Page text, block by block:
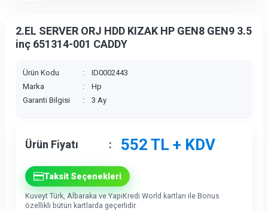
2.EL SERVER ORJ HDD KIZAK HP GEN8 GEN9 3.5
inç 651314-001 CADDY
Ürün Kodu :
ID0002443
Marka
:
Hp
Garanti Bilgisi
: 3 Ay
Ürün Fiyatı : 552 TL + KDV
Taksit Seçenekleri
Kuveyt Türk, Albaraka ve YapıKredi World kartları ile Bonus
özellikli bütün kartlarda geçerlidir.